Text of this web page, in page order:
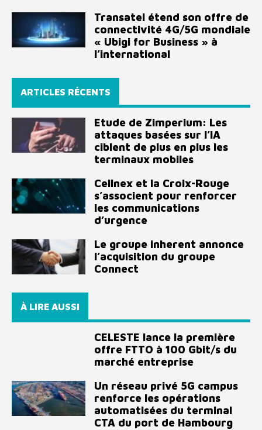
Transatel étend son offre de
connectivité 4G/5G mondiale
« Ubigi for Business » à
l’international
ARTICLES RÉCENTS
Etude de Zimperium: Les
attaques basées sur l’IA
ciblent de plus en plus les
terminaux mobiles
Cellnex et la Croix-Rouge
s’associent pour renforcer
les communications
d’urgence
Le groupe inherent annonce
l’acquisition du groupe
Connect
À LIRE AUSSI
CELESTE lance la première
offre FTTO à 100 Gbit/s du
marché entreprise
Un réseau privé 5G campus
renforce les opérations
automatisées du terminal
CTA du port de Hambourg